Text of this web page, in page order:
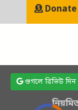
Donate
গুগলে রিভিউ দিন